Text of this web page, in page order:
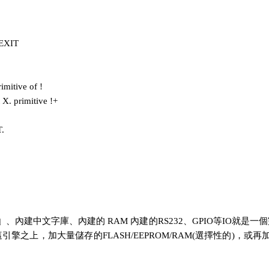
of !
X. primitive !+
、內建中文字庫、內建的 RAM 內建的RS232、GPIO等IO就是一
擎之上，加大量儲存的FLASH/EEPROM/RAM(選擇性的)，或